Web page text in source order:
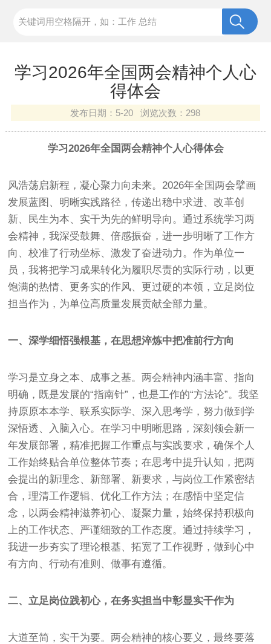
学习2026年全国两会精神个人心
得体会
发布日期： 5-20 浏览次数： 298
学习2026年全国两会精神个人心得体会
风浩荡启新程，凝心聚力向未来。2026年全国两会擘画
发展蓝图、明晰实践路径，传递出稳中求进、改革创
新、民生为本、实干为先的鲜明导向。通过系统学习两
会精神，我深受鼓舞、倍感振奋，进一步明晰了工作方
向、校准了行动坐标、激发了奋进动力。作为单位一
员，我将把学习成果转化为履职尽责的实际行动，以更
饱满的热情、更务实的作风、更过硬的本领，立足岗位
担当作为，为单位高质量发展贡献全部力量。
一、深学细悟强根基，在思想淬炼中把准前行方向
学习是立身之本、成事之基。两会精神内涵丰富、指向
明确，既是发展的“指南针”，也是工作的“方法论”。我坚
持原原本本学、联系实际学、深入思考学，努力做到学
深悟透、入脑入心。在学习中明晰思路，深刻领会新一
年发展部署，精准把握工作重点与实践要求，确保个人
工作始终贴合单位整体节奏；在思考中提升认知，把两
会提出的新理念、新部署、新要求，与岗位工作紧密结
合，理清工作逻辑、优化工作方法；在感悟中坚定信
念，以两会精神滋养初心、凝聚力量，始终保持积极向
上的工作状态、严谨细致的工作态度。通过持续学习，
我进一步夯实了理论根基、拓宽了工作视野，做到心中
有方向、行动有准则、做事有遵循。
二、立足岗位践初心，在务实担当中彰显实干作为
大道至简，实干为要。两会精神的核心要义，最终要落